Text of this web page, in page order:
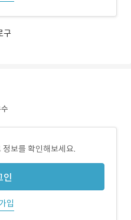
구
보를 확인해보세요.
인
입